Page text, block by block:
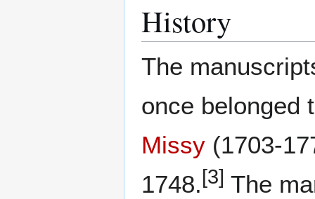
History
The
once belonged
Missy (1703-
1748. [3] The